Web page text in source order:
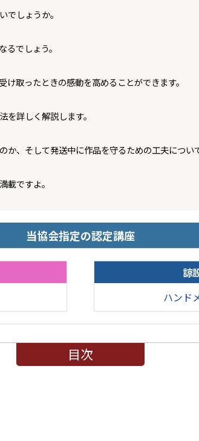
でしょうか。
でしょう。
取ったときの感動を高めることができます。
詳しく解説します。
、そして発送中に作品を守るための工夫につい
載ですよ。
当協会指定の認定講座
諒
ハンド
目次